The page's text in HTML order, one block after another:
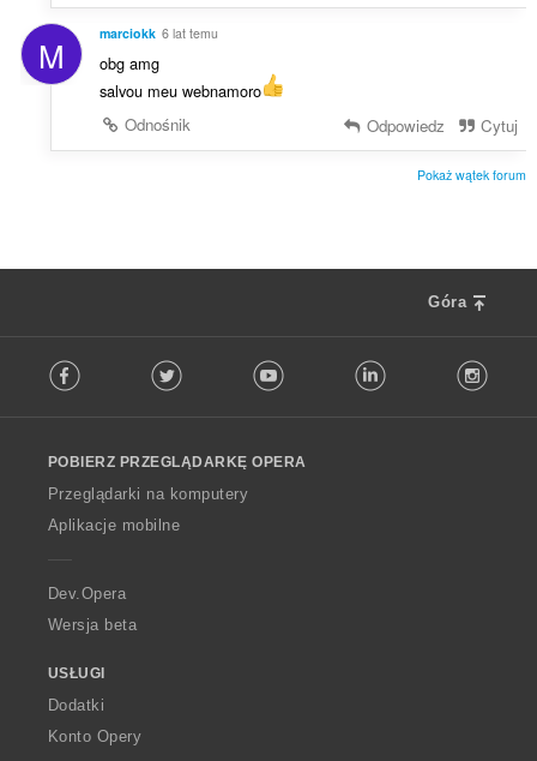
M marciokk 6 lat temu
obg amg
salvou meu webnamoro
Odnośnik
Odpowiedz Cytuj
Pokaż wątek forum
Góra
o
w
O
p
a
Facebook Twitter Youtube LinkedIn
POBIERZ PRZEGLĄDARKĘ OPERA
Przeglądarki na komputery
Aplikacje mobilne
Dev.Opera
Wersja beta
USŁUGI
Dodatki
Konto Opery